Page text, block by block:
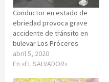
Conductor en estado de
ebriedad provoca grave
accidente de tránsito en
bulevar Los Próceres
abril 5, 2020
En «EL SALVADOR»